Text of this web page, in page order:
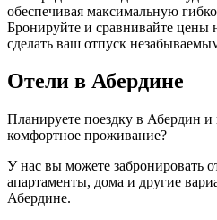
обеспечивая максимальную
Бронируйте и сравнивайте цены
сделать ваш отпуск
Отели в Абердине
Планируете поездку в Абердин и
комфортное проживание?
У нас вы можете забронировать
апартаменты, дома и другие
Абердине.